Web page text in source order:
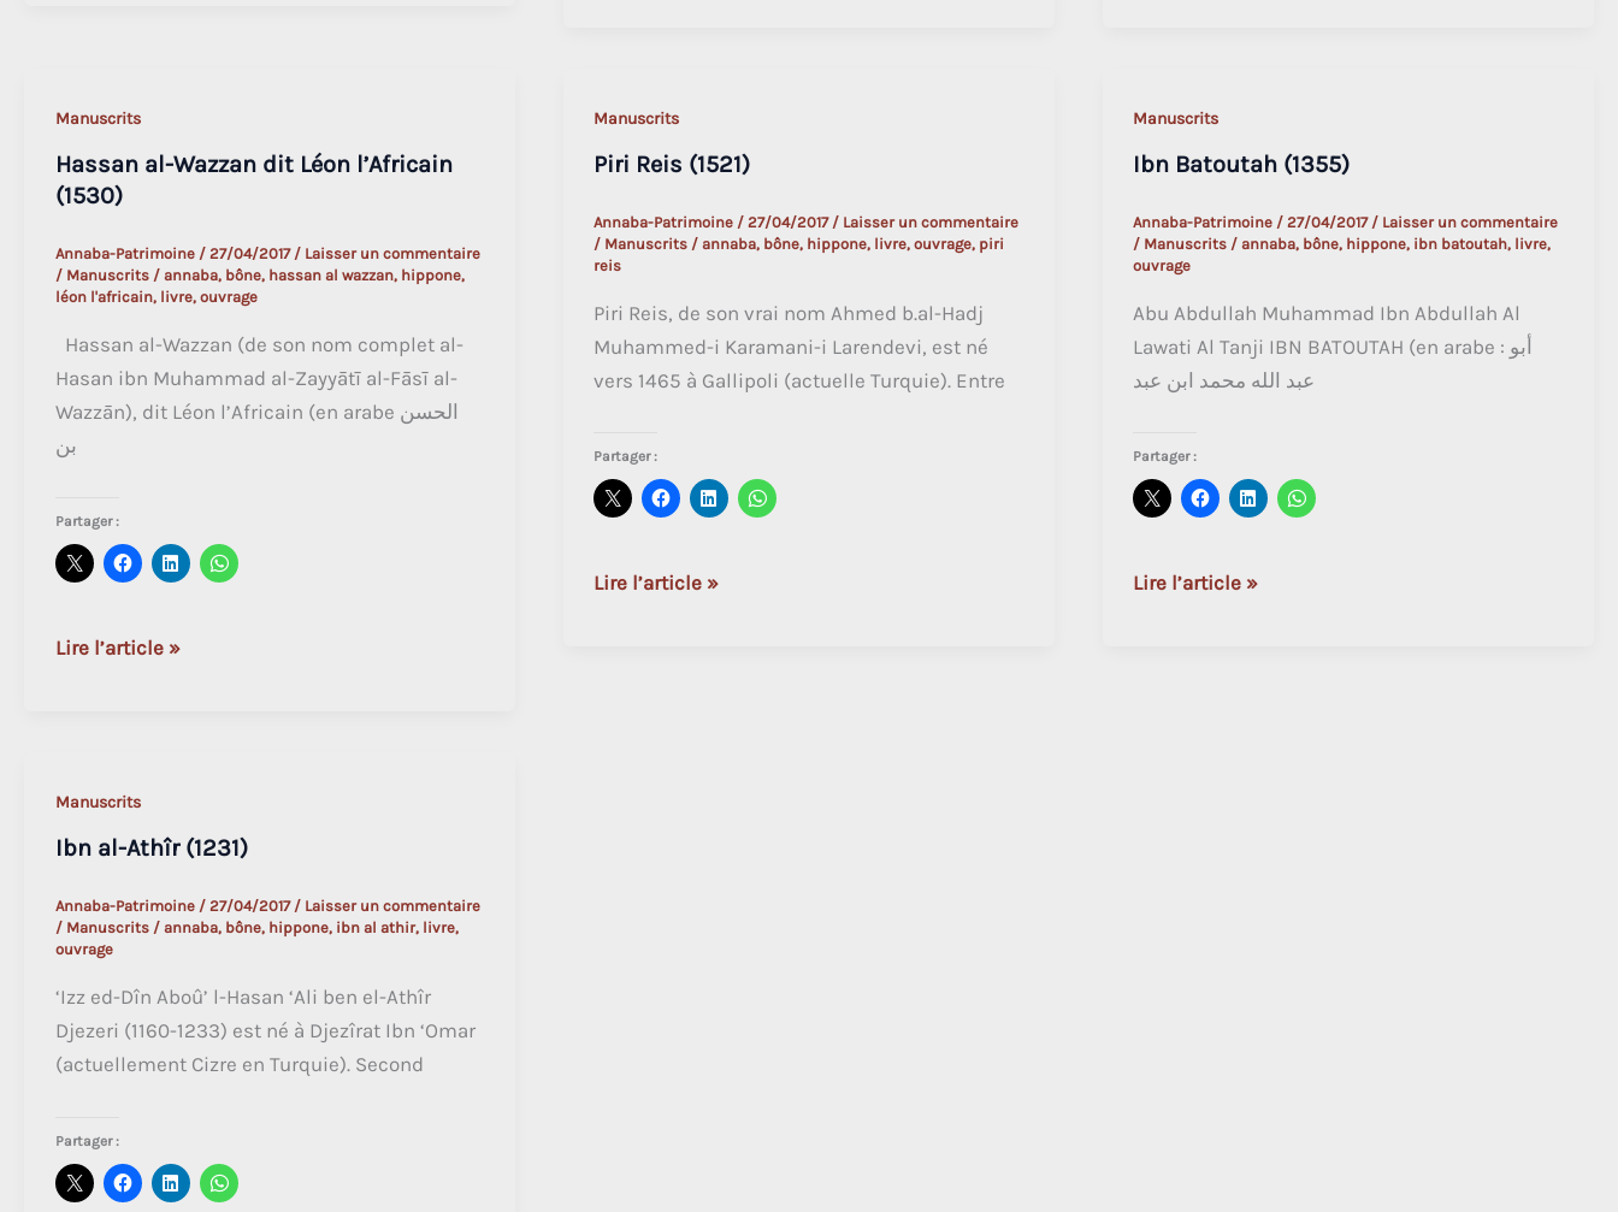
Manuscrits
Hassan al-Wazzan dit Léon l’Africain
(1530)
Annaba-Patrimoine / 27/04/2017 / Laisser un commentaire
/ Manuscrits/ annaba, bône, hassan al wazzan, hippone,
léon l'africain, livre, ouvrage
Hassan al-Wazzan (de son nom complet al-
Hasan ibn Muhammad al-Zayyātī al-Fāsī al-
Wazzān), dit Léon l’Africain (en arabe الحسن
بن
Partager :
Hassan
l’Africain
(1530)
Lire l’article »
Manuscrits
Piri Reis (1521)
Annaba-Patrimoine /27/04/2017 / Laisser un commentaire
/ Manuscrits /annaba, bône, hippone, livre,ouvrage, piri
reis
Piri Reis, de son vrai nom Ahmed b.al-Hadj
Muhammed-i Karamani-i Larendevi, est né
vers 1465 à Gallipoli (actuelle Turquie). Entre
Partager :
Piri
Lire l’article »
Manuscrits
Ibn Batoutah (1355)
Annaba-Patrimoine /27/04/2017 / Laisser un commentaire
/ Manuscrits /annaba, bône, hippone, ibn batoutah, livre,
ouvrage
Abu Abdullah Muhammad Ibn Abdullah Al
Lawati Al Tanji IBN BATOUTAH (en arabe : أبو
عبد الله محمد ابن عبد
Partager :
Ibn
Lire l’article »
Manuscrits
Ibn al-Athîr (1231)
Annaba-Patrimoine / 27/04/2017 / Laisser un commentaire
/ Manuscrits/ annaba, bône, hippone, ibn al athir, livre,
ouvrage
‘Izz ed-Dîn Aboû’ l-Hasan ‘Ali ben el-Athîr
Djezeri (1160-1233) est né à Djezîrat Ibn ‘Omar
(actuellement Cizre en Turquie). Second
Partager :